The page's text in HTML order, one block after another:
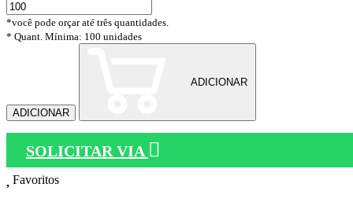
*você pode orçar até três quantidades.
* Quant. Mínima: 100 unidades
ADICIONAR
ADICIONAR
SOLICITAR VIA
Favoritos